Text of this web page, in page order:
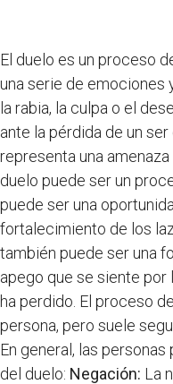
El duelo es un proceso
una serie de emociones
la rabia, la culpa o el
ante la pérdida de un
representa una amenaza
duelo puede ser un
puede ser una
fortalecimiento de los
también puede ser una
apego que se siente por
ha perdido. El proceso
persona, pero suele
En general, las
del duelo: Negación: La